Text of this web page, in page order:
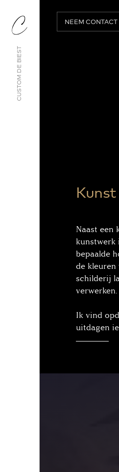
main
content
CUSTOM DE BIEST
NEEM CONTACT
Naast een
kunstwerk
bepaalde
de
schilderij
verwerken.
Ik vind
uitdagen